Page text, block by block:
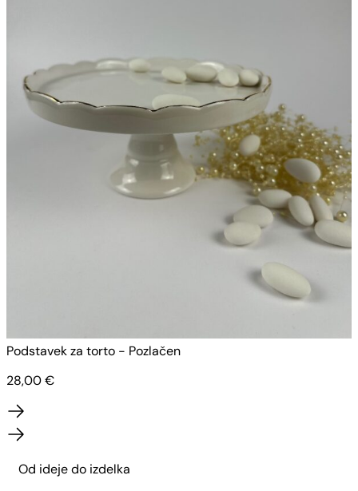
Podstavek za torto - Pozlačen
28,00€
Od ideje do izdelka